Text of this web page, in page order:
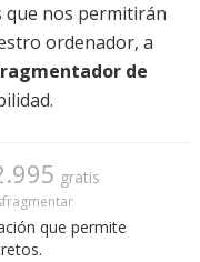
que nos permitirán
ordenador, a
de
gratis
que permite